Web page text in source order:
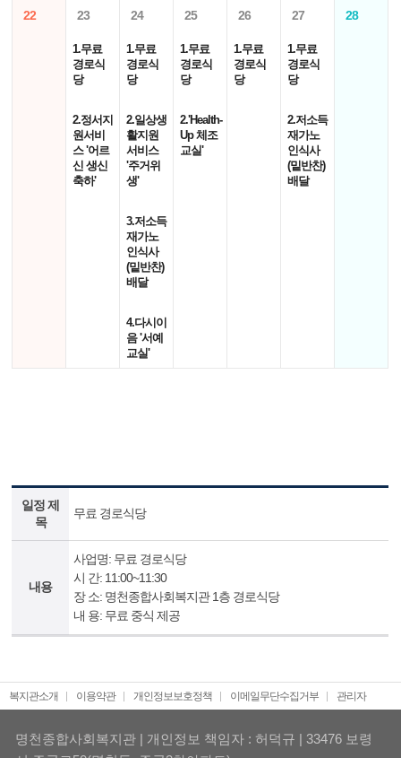
22 23
1.무료
경로식
당
2.정서지
원서비
스 '어르
신 생신
축하'
24
1.무료
경로식
당
2.일상생
활지원
서비스
'주거위
생'
3.저소득
재가노
인식사
(밑반찬)
배달
4.다시이
음 '서예
교실'
25
1.무료
경로식
당
2.'Health-
Up 체조
교실'
26
1.무료
경로식
당
27
1.무료
경로식
당
2.저소득
재가노
인식사
(밑반찬)
배달
28
일정 제
목
무료 경로식당
내용
사업명: 무료 경로식당
시 간: 11:00~11:30
장 소: 명천종합사회복지관 1층 경로식당
내 용: 무료 중식 제공
복지관소개 이용약관 개인정보보호정책 이메일무단수집거부 관리자
명천종합사회복지관 | 개인정보 책임자 : 허덕규 | 33476 보령